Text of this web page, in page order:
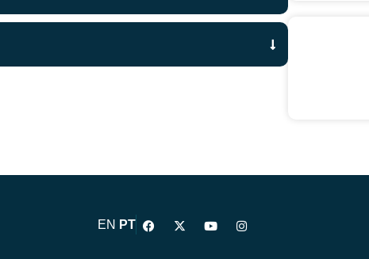
EN PT
F
a
X
-
Y
o
I
n